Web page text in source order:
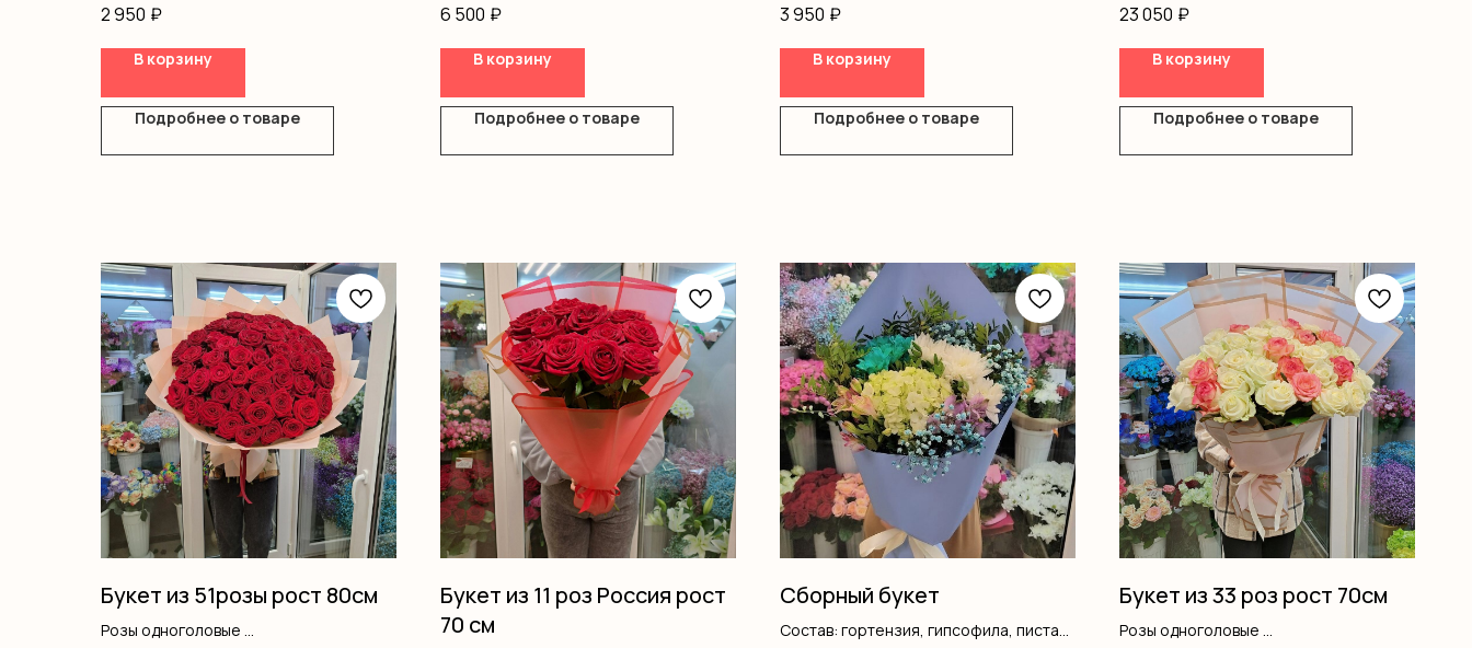
2 950 ₽
В корзину
Подробнее о товаре
оформление
6 500 ₽
В корзину
Подробнее о товаре
Коробка
3 950 ₽
В корзину
Подробнее о товаре
23 050 ₽
В корзину
Подробнее о товаре
Букет из 51розы рост 80см
Розы одноголовые
Букет из 11 роз Россия рост
70 см
Сборный букет
Состав: гортензия, гипсофила, писташ,
Букет из 33 роз рост 70см
Розы одноголовые